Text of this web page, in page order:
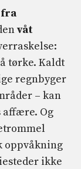
fra
våt
tørke. Kaldt
regnbyger
– kan
affære. Og
oppvåkning
ikke